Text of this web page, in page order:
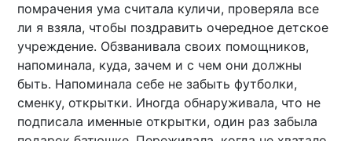
помрачения ума считала куличи, проверяла все
ли я взяла, чтобы поздравить очередное детское
учреждение. Обзванивала своих помощников,
напоминала, куда, зачем и с чем они должны
быть. Напоминала себе не забыть футболки,
сменку, открытки. Иногда обнаруживала, что не
подписала именные открытки, один раз забыла